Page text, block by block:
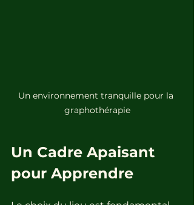
Un environnement tranquille pour la
graphothérapie
Un Cadre Apaisant
pour Apprendre